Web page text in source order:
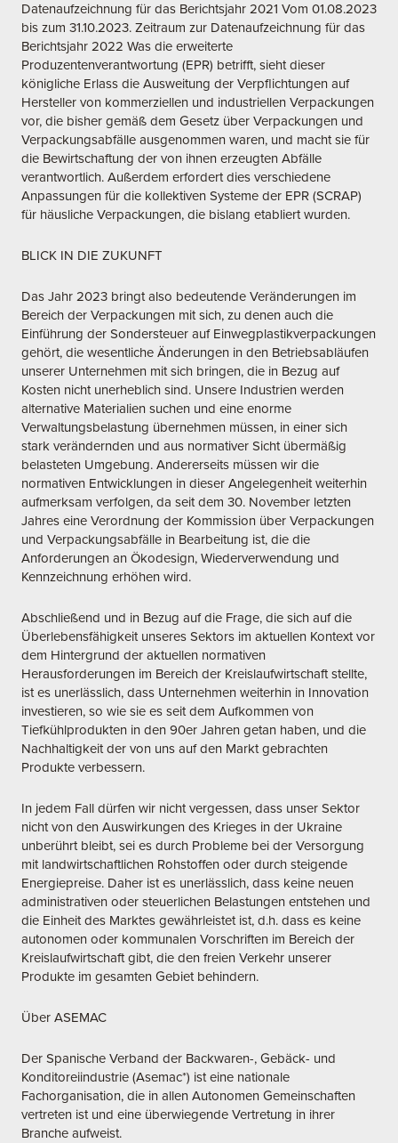
Datenaufzeichnung für das Berichtsjahr 2021 Vom 01.08.2023
bis zum 31.10.2023. Zeitraum zur Datenaufzeichnung für das
Berichtsjahr 2022 Was die erweiterte
Produzentenverantwortung (EPR) betrifft, sieht dieser
königliche Erlass die Ausweitung der Verpflichtungen auf
Hersteller von kommerziellen und industriellen Verpackungen
vor, die bisher gemäß dem Gesetz über Verpackungen und
Verpackungsabfälle ausgenommen waren, und macht sie für
die Bewirtschaftung der von ihnen erzeugten Abfälle
verantwortlich. Außerdem erfordert dies verschiedene
Anpassungen für die kollektiven Systeme der EPR (SCRAP)
für häusliche Verpackungen, die bislang etabliert wurden.
BLICK IN DIE ZUKUNFT
Das Jahr 2023 bringt also bedeutende Veränderungen im
Bereich der Verpackungen mit sich, zu denen auch die
Einführung der Sondersteuer auf Einwegplastikverpackungen
gehört, die wesentliche Änderungen in den Betriebsabläufen
unserer Unternehmen mit sich bringen, die in Bezug auf
Kosten nicht unerheblich sind. Unsere Industrien werden
alternative Materialien suchen und eine enorme
Verwaltungsbelastung übernehmen müssen, in einer sich
stark verändernden und aus normativer Sicht übermäßig
belasteten Umgebung. Andererseits müssen wir die
normativen Entwicklungen in dieser Angelegenheit weiterhin
aufmerksam verfolgen, da seit dem 30. November letzten
Jahres eine Verordnung der Kommission über Verpackungen
und Verpackungsabfälle in Bearbeitung ist, die die
Anforderungen an Ökodesign, Wiederverwendung und
Kennzeichnung erhöhen wird.
Abschließend und in Bezug auf die Frage, die sich auf die
Überlebensfähigkeit unseres Sektors im aktuellen Kontext vor
dem Hintergrund der aktuellen normativen
Herausforderungen im Bereich der Kreislaufwirtschaft stellte,
ist es unerlässlich, dass Unternehmen weiterhin in Innovation
investieren, so wie sie es seit dem Aufkommen von
Tiefkühlprodukten in den 90er Jahren getan haben, und die
Nachhaltigkeit der von uns auf den Markt gebrachten
Produkte verbessern.
In jedem Fall dürfen wir nicht vergessen, dass unser Sektor
nicht von den Auswirkungen des Krieges in der Ukraine
unberührt bleibt, sei es durch Probleme bei der Versorgung
mit landwirtschaftlichen Rohstoffen oder durch steigende
Energiepreise. Daher ist es unerlässlich, dass keine neuen
administrativen oder steuerlichen Belastungen entstehen und
die Einheit des Marktes gewährleistet ist, d.h. dass es keine
autonomen oder kommunalen Vorschriften im Bereich der
Kreislaufwirtschaft gibt, die den freien Verkehr unserer
Produkte im gesamten Gebiet behindern.
Über ASEMAC
Der Spanische Verband der Backwaren-, Gebäck- und
Konditoreiindustrie (Asemac*) ist eine nationale
Fachorganisation, die in allen Autonomen Gemeinschaften
vertreten ist und eine überwiegende Vertretung in ihrer
Branche aufweist.